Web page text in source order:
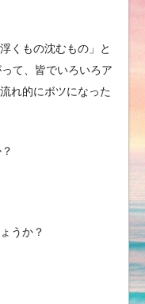
くもの沈むもの」と
て、皆でいろいろア
れ的にボツになった
うか？